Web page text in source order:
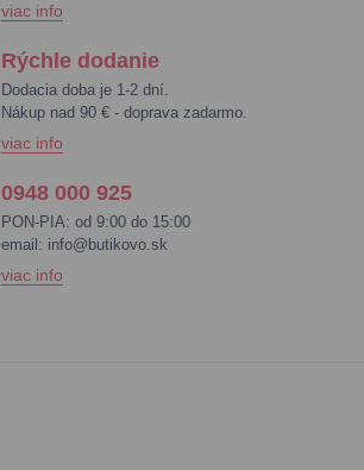
viac info
Rýchle dodanie
Dodacia doba je 1-2 dní.
Nákup nad 90 € - doprava zadarmo.
viac info
0948 000 925
PON-PIA: od 9:00 do 15:00
email: info@butikovo.sk
viac info